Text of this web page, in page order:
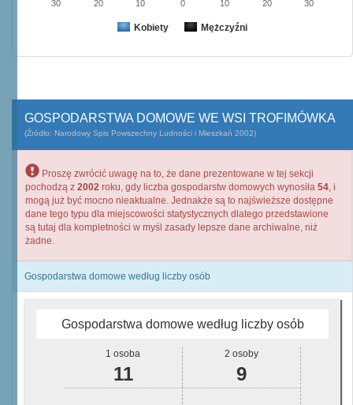
Kobiety Mężczyźni
20 10 0 10 20
30 30
GOSPODARSTWA DOMOWE WE WSI TROFIMÓWKA
(Źródło: Narodowy Spis Powszechny Ludności i Mieszkań 2002)
Proszę zwrócić uwagę na to, że dane prezentowane w tej sekcji
pochodzą z 2002 roku, gdy liczba gospodarstw domowych wynosiła 54, i
mogą już być mocno nieaktualne. Jednakże są to najświeższe dostępne
dane tego typu dla miejscowości statystycznych dlatego przedstawione
są tutaj dla kompletności w myśl zasady lepsze dane archiwalne, niż
żadne.
Gospodarstwa domowe według liczby osób
Gospodarstwa domowe według liczby osób
1 osoba
11
2 osoby
9